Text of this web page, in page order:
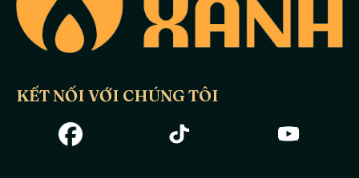
KẾT NỐI VỚI CHÚNG TÔI